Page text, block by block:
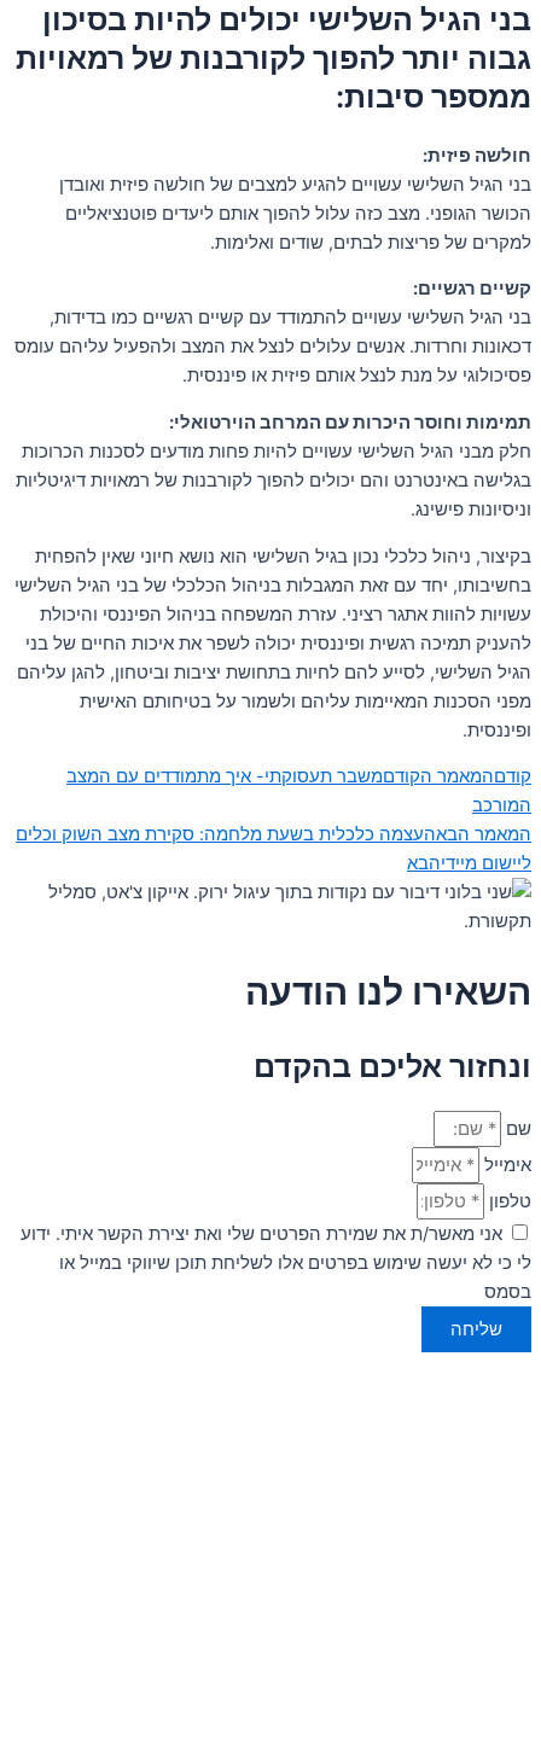
בני הגיל השלישי יכולים להיות בסיכון
גבוה יותר להפוך לקורבנות של רמאויות
ממספר סיבות:
חולשה פיזית:
בני הגיל השלישי עשויים להגיע למצבים של חולשה פיזית ואובדן
הכושר הגופני. מצב כזה עלול להפוך אותם ליעדים פוטנציאליים
למקרים של פריצות לבתים, שודים ואלימות.
קשיים רגשיים:
בני הגיל השלישי עשויים להתמודד עם קשיים רגשיים כמו בדידות,
דכאונות וחרדות. אנשים עלולים לנצל את המצב ולהפעיל עליהם עומס
פסיכולוגי על מנת לנצל אותם פיזית או פיננסית.
תמימות וחוסר היכרות עם המרחב הוירטואלי:
חלק מבני הגיל השלישי עשויים להיות פחות מודעים לסכנות הכרוכות
בגלישה באינטרנט והם יכולים להפוך לקורבנות של רמאויות דיגיטליות
וניסיונות פישינג.
בקיצור, ניהול כלכלי נכון בגיל השלישי הוא נושא חיוני שאין להפחית
בחשיבותו, יחד עם זאת המגבלות בניהול הכלכלי של בני הגיל השלישי
עשויות להוות אתגר רציני. עזרת המשפחה בניהול הפיננסי והיכולת
להעניק תמיכה רגשית ופיננסית יכולה לשפר את איכות החיים של בני
הגיל השלישי, לסייע להם לחיות בתחושת יציבות וביטחון, להגן עליהם
מפני הסכנות המאיימות עליהם ולשמור על בטיחותם האישית
ופיננסית.
קודםהמאמר הקודםמשבר תעסוקתי- איך מתמודדים עם המצב
המורכב
המאמר הבאהעצמה כלכלית בשעת מלחמה: סקירת מצב השוק וכלים
ליישום מיידיהבא
השאירו לנו הודעה
ונחזור אליכם בהקדם
שם
אימייל
טלפון
אני מאשר/ת את שמירת הפרטים שלי ואת יצירת הקשר איתי. ידוע
לי כי לא יעשה שימוש בפרטים אלו לשליחת תוכן שיווקי במייל או
בסמס
שליחה